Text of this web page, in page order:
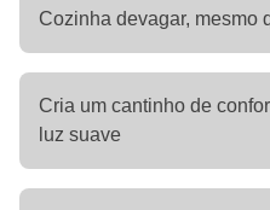
Cozinha devagar, mesmo
Cria um cantinho de
luz suave